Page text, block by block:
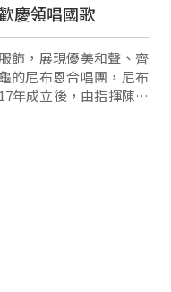
慶領唱國歌
飾，展現優美和聲、齊
的尼布恩合唱團，尼布
年成立後，由指揮陳俊
去年和今年獲得世界合
唱，慶籌會特別邀請